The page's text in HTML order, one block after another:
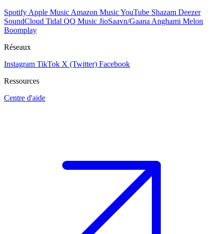
Spotify Apple Music Amazon MusicYouTube Shazam Deezer
SoundCloud Tidal QQ Music JioSaavn/Gaana Anghami Melon
Boomplay
Réseaux
Instagram TikTok X (Twitter) Facebook
Ressources
Centre d'aide